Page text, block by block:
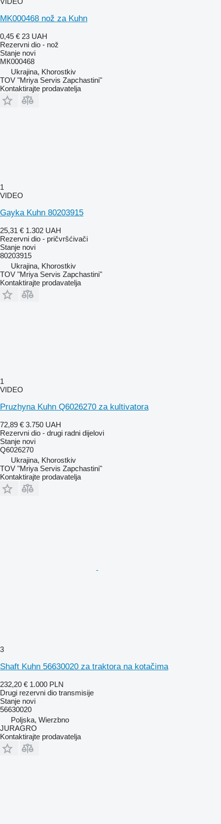
MK000468 nož za Kuhn
0,45 € 23 UAH
Rezervni dio - nož
Stanje novi
МК000468
Ukrajina, Khorostkiv
TOV "Mriya Servis Zapchastini"
Kontaktirajte prodavatelja
1
VIDEO
Gayka Kuhn 80203915
25,31 € 1.302 UAH
Rezervni dio - pričvršćivači
Stanje novi
80203915
Ukrajina, Khorostkiv
TOV "Mriya Servis Zapchastini"
Kontaktirajte prodavatelja
1
VIDEO
Pruzhyna Kuhn Q6026270 za kultivatora
72,89 € 3.750 UAH
Rezervni dio - drugi radni dijelovi
Stanje novi
Q6026270
Ukrajina, Khorostkiv
TOV "Mriya Servis Zapchastini"
Kontaktirajte prodavatelja
3
Shaft Kuhn 56630020 za traktora na kotačima
232,20 € 1.000 PLN
Drugi rezervni dio transmisije
Stanje novi
56630020
Poljska, Wierzbno
JURAGRO
Kontaktirajte prodavatelja